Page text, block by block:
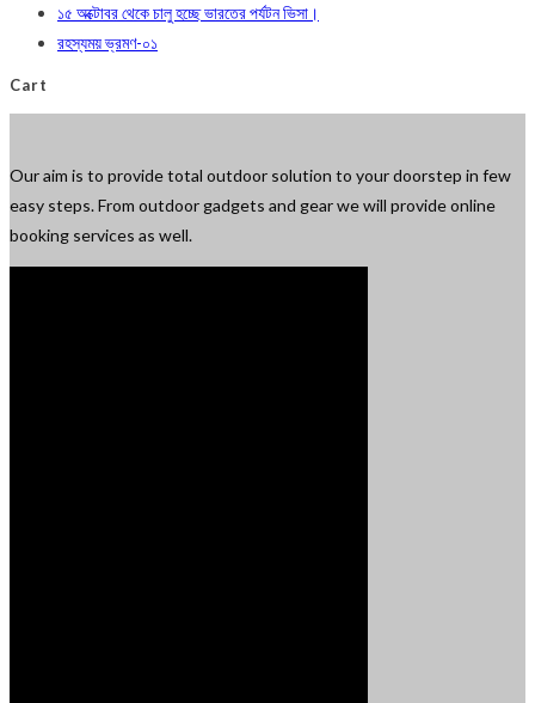
১৫ অক্টোবর থেকে চালু হচ্ছে ভারতের পর্যটন ভিসা।
রহস্যময় ভ্রমণ-০১
Cart
Our aim is to provide total outdoor solution to your doorstep in few
easy steps. From outdoor gadgets and gear we will provide online
booking services as well.